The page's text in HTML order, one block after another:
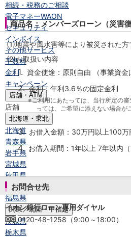
相続・税務のご相談
電子マネーWAON
セキュリティ
インボイス
その他サービス
手数料
金利
キャンペーン
店舗・ATM
店舗
北海道・東北
北海道
青森県
岩手県
宮城県
秋田県
山形県
福島県
関東／北陸・甲信越
茨城県
栃木県
商品名：メンバーズローン（災害
(1)地震や風水害等により被災された
(2)お取扱い内容
1. 資金使途：原則自由 （事業資金
2. 金利：年利3.6％の固定金利
※ご利用にあたっては、当行所定の
っては、ご希望に添えない場合
さい。
3. お借入金額：30万円以上100万
4. お借入期間：1年以上 7年以内（
お問合せ先
イオン銀行ローン専用ダイヤル
0120-48-1258（9:00～18:00）